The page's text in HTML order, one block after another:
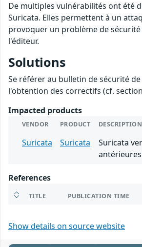
De multiples vulnérabilités ont été
Suricata. Elles permettent à un
provoquer un problème de
l'éditeur.
Solutions
Se référer au bulletin de sécurité
l'obtention des correctifs (cf.
Impacted products
VENDOR PRODUCT DESCRIPTION
Suricata Suricata
Suricata
antérieures
References
TITLE PUBLICATION TIME
Show details on source website